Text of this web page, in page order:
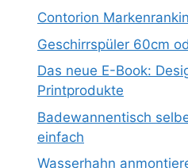
Contorion
Geschirrspüler 60cm
Das neue E-Book:
Printprodukte
Badewannentisch
einfach
Wasserhahn